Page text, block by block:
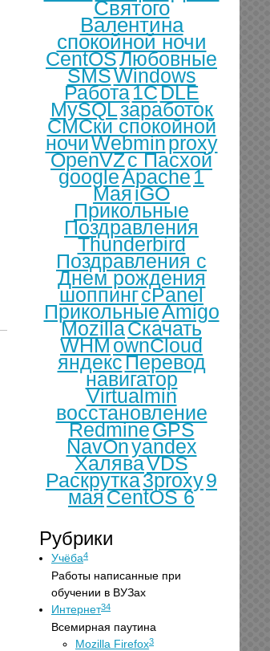
Святого
Валентина
спокойной ночи
CentOSЛюбовные
SMSWindows
Работа1СDLE
MySQLзаработок
СМСки спокойной
ночиWebminproxy
OpenVZс Пасхой
googleApache1
МаяiGO
Прикольные
Поздравления
Thunderbird
Поздравления с
Днем рождения
шоппингcPanel
ПрикольныеAmigo
MozillaСкачать
WHMownCloud
яндексПеревод
навигатор
Virtualmin
восстановление
RedmineGPS
NavOnyandex
ХаляваVDS
Раскрутка3proxy9
маяCentOS 6
Рубрики
Учёба4
Работы написанные при
обучении в ВУЗах
Интернет34
Всемирная паутина
Mozilla Firefox3